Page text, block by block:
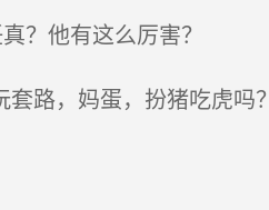
？他有这么厉害？
路，妈蛋，扮猪吃虎吗